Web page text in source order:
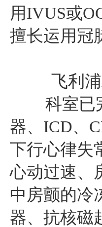
用IVUS或
擅长运用冠
飞利
科室已完
器、ICD、
下行心律失
心动过速、
中房颤的冷
器、抗核磁